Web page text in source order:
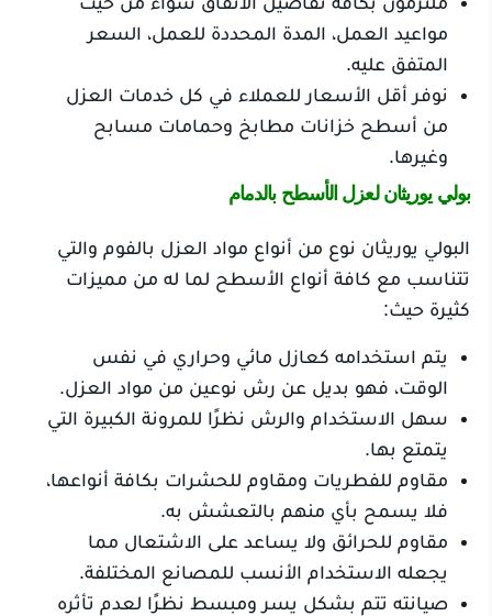
مواعيد العمل، المدة المحددة للعمل، السعر
المتفق عليه.
نوفر أقل الأسعار للعملاء في كل خدمات العزل
من أسطح خزانات مطابخ وحمامات مسابح
وغيرها.
بولي يوريثان لعزل الأسطح بالدمام
البولي يوريثان نوع من أنواع مواد العزل بالفوم والتي
تتناسب مع كافة أنواع الأسطح لما له من مميزات
كثيرة حيث:
يتم استخدامه كعازل مائي وحراري في نفس
الوقت، فهو بديل عن رش نوعين من مواد العزل.
سهل الاستخدام والرش نظرًا للمرونة الكبيرة التي
يتمتع بها.
مقاوم للفطريات ومقاوم للحشرات بكافة أنواعها،
فلا يسمح بأي منهم بالتعشش به.
مقاوم للحرائق ولا يساعد على الاشتعال مما
يجعله الاستخدام الأنسب للمصانع المختلفة.
صيانته تتم بشكل يسر ومبسط نظرًا لعدم تأثره